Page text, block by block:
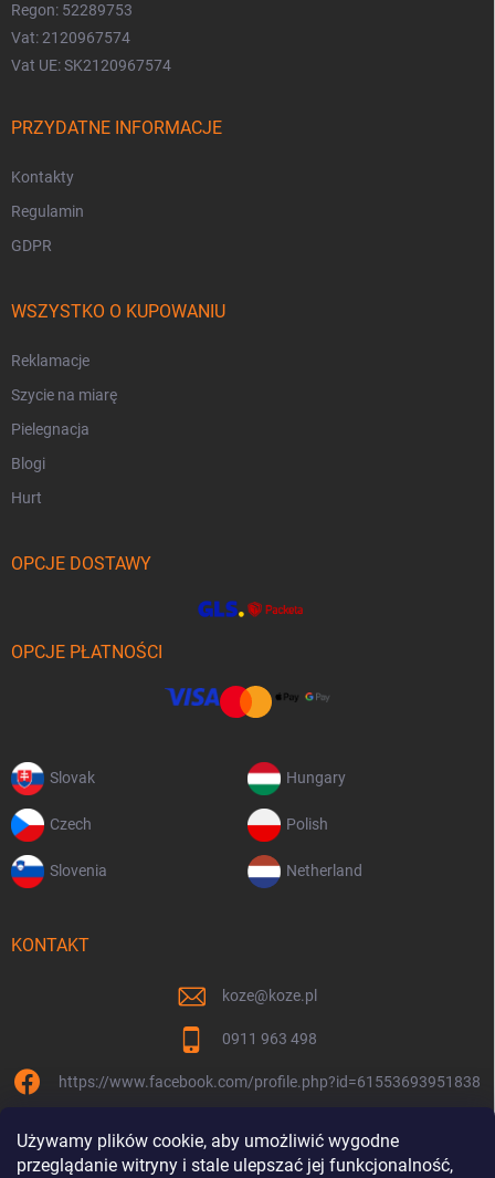
Używamy plików cookie, aby umożliwić wygodne
przeglądanie witryny i stale ulepszać jej funkcjonalność,
Regon: 52289753
Vat: 2120967574
Vat UE: SK2120967574
PRZYDATNE INFORMACJE
Kontakty
Regulamin
GDPR
WSZYSTKO O KUPOWANIU
Reklamacje
Szycie na miarę
Pielegnacja
Blogi
Hurt
OPCJE DOSTAWY
OPCJE PŁATNOŚCI
Slovak Hungary
Czech Polish
Slovenia Netherland
KONTAKT
koze@koze.pl
0911 963 498
https://www.facebook.com/profile.php?id=61553693951838